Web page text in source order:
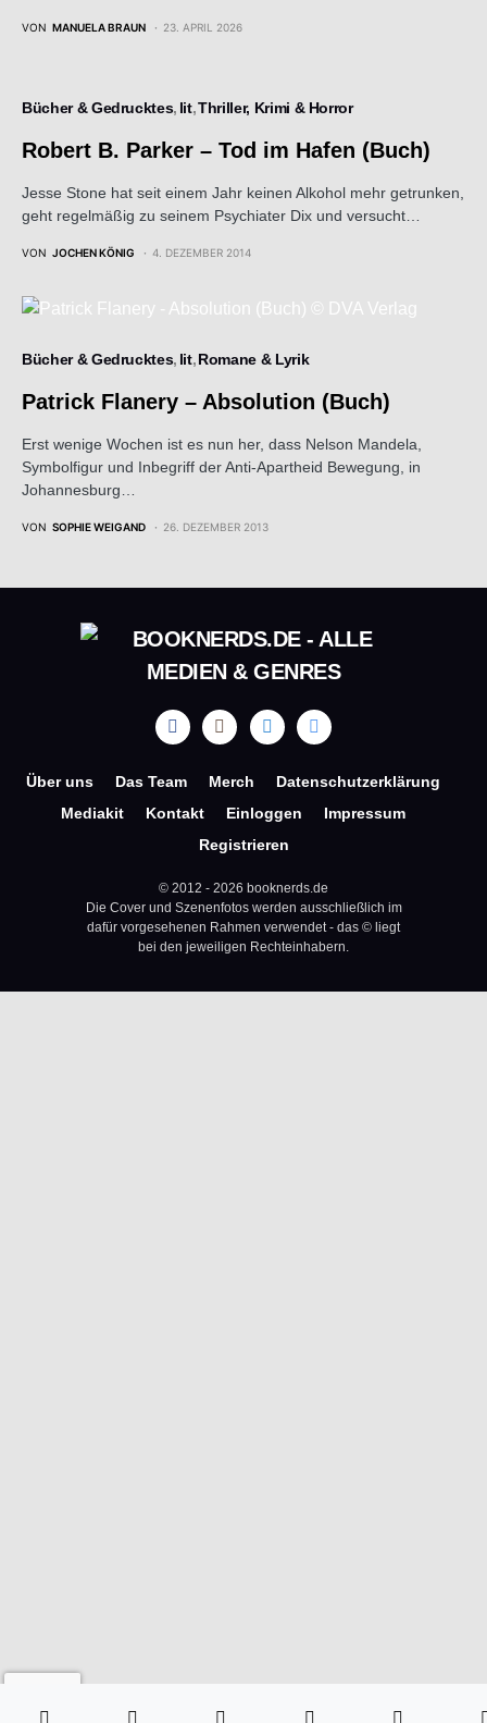
VON MANUELA BRAUN 23. APRIL 2026
Bücher & Gedrucktes lit Thriller, Krimi & Horror
Robert B. Parker – Tod im Hafen (Buch)
Jesse Stone hat seit einem Jahr keinen Alkohol mehr getrunken,
geht regelmäßig zu seinem Psychiater Dix und versucht…
VON JOCHEN KÖNIG 4. DEZEMBER 2014
Bücher & Gedrucktes lit Romane & Lyrik
Patrick Flanery – Absolution (Buch)
Erst wenige Wochen ist es nun her, dass Nelson Mandela,
Symbolfigur und Inbegriff der Anti-Apartheid Bewegung, in
Johannesburg…
VON SOPHIE WEIGAND 26. DEZEMBER 2013
Über uns Das Team Merch
Datenschutzerklärung
Mediakit
Kontakt Einloggen
Impressum
Registrieren
© 2012 - 2026 booknerds.de
Die Cover und Szenenfotos werden ausschließlich im
dafür vorgesehenen Rahmen verwendet - das © liegt
bei den jeweiligen Rechteinhabern.